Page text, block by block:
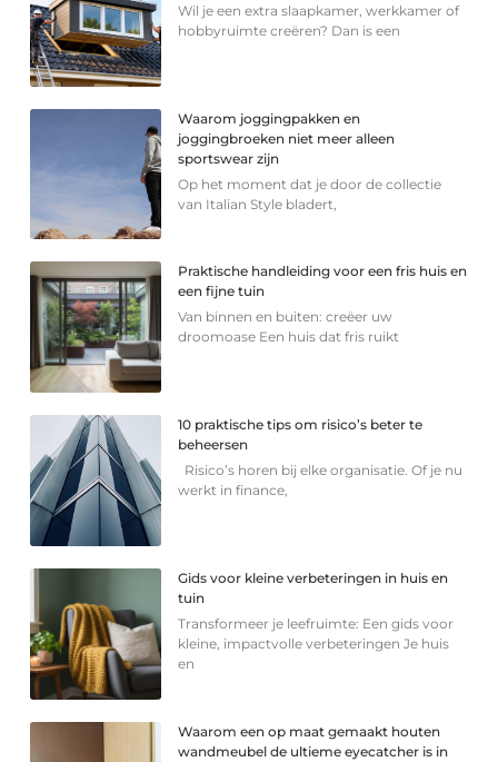
Wil je een extra slaapkamer, werkkamer of
hobbyruimte creëren? Dan is een
Waarom joggingpakken en
joggingbroeken niet meer alleen
sportswear zijn
Op het moment dat je door de collectie
van Italian Style bladert,
Praktische handleiding voor een fris huis en
een fijne tuin
Van binnen en buiten: creëer uw
droomoase Een huis dat fris ruikt
10 praktische tips om risico’s beter te
beheersen
Risico’s horen bij elke organisatie. Of je nu
werkt in finance,
Gids voor kleine verbeteringen in huis en
tuin
Transformeer je leefruimte: Een gids voor
kleine, impactvolle verbeteringen Je huis
en
Waarom een op maat gemaakt houten
wandmeubel de ultieme eyecatcher is in